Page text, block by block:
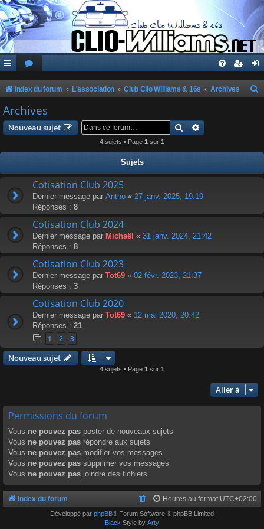
Index du forum L'association Club Clio Williams & 16s Archives
e
Archives
Nouveau sujet Rechercher
4 sujets • Page 1 sur 1
Sujets
Cotisation Club 2025
Dernier message par Antho « 27 janv. 2025, 19:19
Réponses : 8
Cotisation Club 2024
Dernier message par Michaël « 31 janv. 2024, 21:42
Réponses : 8
Cotisation Club 2023
Dernier message par Tot69 « 02 févr. 2023, 21:37
Réponses : 3
Cotisation Club 2020
Dernier message par Tot69 « 12 mai 2020, 20:42
Réponses : 21
1 2 3
Nouveau sujet
4 sujets • Page 1 sur 1
Aller à
Permissions du forum
Vous ne pouvez pas poster de nouveaux sujets
Vous ne pouvez pas répondre aux sujets
Vous ne pouvez pas modifier vos messages
Vous ne pouvez pas supprimer vos messages
Vous ne pouvez pas joindre des fichiers
Index du forum Heures au format UTC+02:00
Développé par phpBB® Forum Software © phpBB Limited
Black Style by Arty